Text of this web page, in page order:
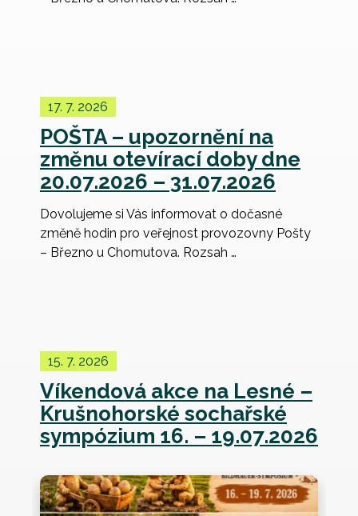
17. 7. 2026
POŠTA – upozornění na
změnu otevírací doby dne
20.07.2026 – 31.07.2026
Dovolujeme si Vás informovat o dočasné
změně hodin pro veřejnost provozovny Pošty
– Březno u Chomutova. Rozsah …
15. 7. 2026
Víkendová akce na Lesné –
Krušnohorské sochařské
sympózium 16. – 19.07.2026